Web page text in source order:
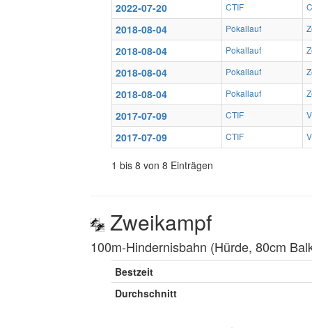
2022-07-20 CTIF
2018-08-04 Pokallauf
2018-08-04 Pokallauf
2018-08-04 Pokallauf
2018-08-04 Pokallauf
2017-07-09 CTIF
2017-07-09 CTIF
1 bis 8 von 8 Einträgen
Zweikampf
100m-Hindernisbahn (Hürde, 80cm
Bestzeit
Durchschnitt